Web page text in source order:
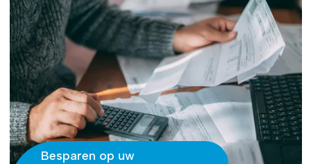
Besparen op uw